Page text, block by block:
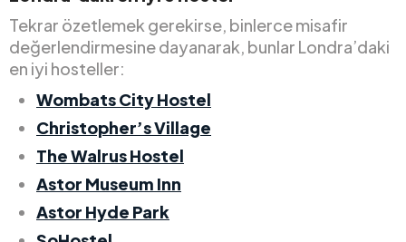
Tekrar özetlemek gerekirse, binlerce misafir
değerlendirmesine dayanarak, bunlar Londra’daki
en iyi hosteller:
Wombats City Hostel
Christopher’s Village
The Walrus Hostel
Astor Museum Inn
Astor Hyde Park